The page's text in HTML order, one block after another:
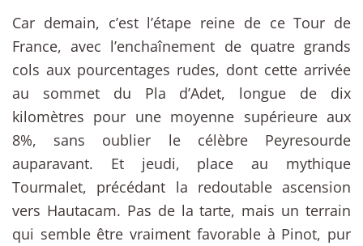
Car demain, c’est l’étape reine de ce Tour de
France, avec l’enchaînement de quatre grands
cols aux pourcentages rudes, dont cette arrivée
au sommet du Pla d’Adet, longue de dix
kilomètres pour une moyenne supérieure aux
8%, sans oublier le célèbre Peyresourde
auparavant. Et jeudi, place au mythique
Tourmalet, précédant la redoutable ascension
vers Hautacam. Pas de la tarte, mais un terrain
qui semble être vraiment favorable à Pinot, pur